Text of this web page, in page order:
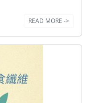
READ MORE ->